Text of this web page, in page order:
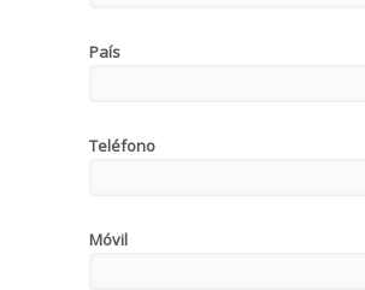
País
Teléfono
Móvil